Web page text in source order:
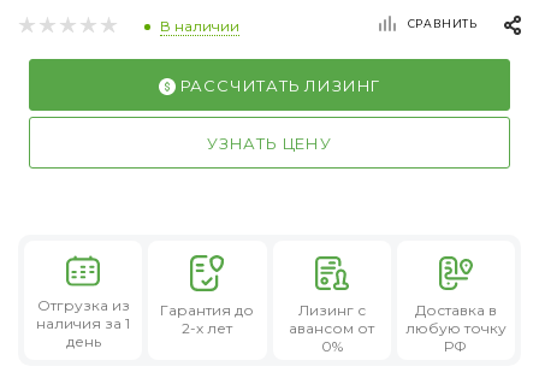
В наличии СРАВНИТЬ
РАССЧИТАТЬ ЛИЗИНГ
УЗНАТЬ ЦЕНУ
Отгрузка из
наличия за 1
день
Гарантия до
2-х лет
Лизингс
авансом от
0%
Доставка в
любую точку
РФ